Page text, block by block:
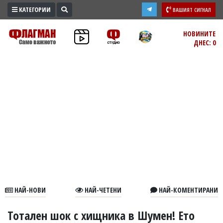
ПРОМО
ЗОНА
В
КАТЕГОРИИ ВАШИЯТ СИГНАЛ
НОВИНИТЕ
ДНЕС: 0
НАЙ-НОВИ НАЙ-ЧЕТЕНИ НАЙ-КОМЕНТИРАНИ
Тотален шок с хищника в Шумен! Ето